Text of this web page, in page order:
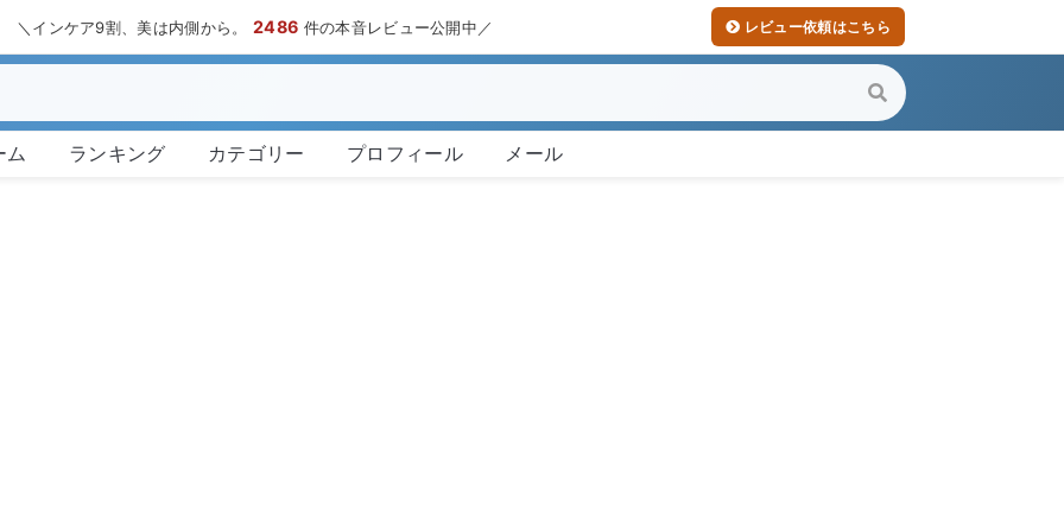
＼インケア9割、美は内側から。2486 件の本音レビュー公開中／ レビュー依頼はこちら
ム ランキング カテゴリー プロフィール メール